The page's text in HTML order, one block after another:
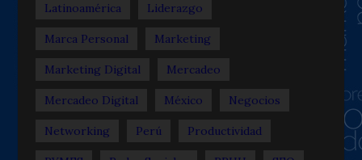
Latinoamérica Liderazgo
Marca Personal Marketing
Marketing Digital Mercadeo
Mercadeo Digital México Negocios
Networking Perú Productividad